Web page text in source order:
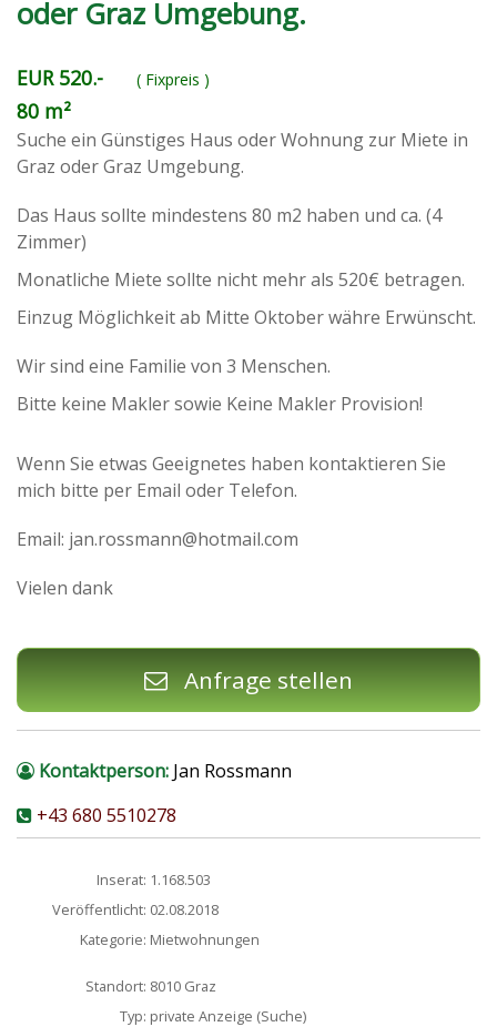
oder Graz Umgebung.
EUR 520.- ( Fixpreis )
80 m²
Suche ein Günstiges Haus oder Wohnung zur Miete in
Graz oder Graz Umgebung.
Das Haus sollte mindestens 80 m2 haben und ca. (4
Zimmer)
Monatliche Miete sollte nicht mehr als 520€ betragen.
Einzug Möglichkeit ab Mitte Oktober währe Erwünscht.
Wir sind eine Familie von 3 Menschen.
Bitte keine Makler sowie Keine Makler Provision!
Wenn Sie etwas Geeignetes haben kontaktieren Sie
mich bitte per Email oder Telefon.
Email: jan.rossmann@hotmail.com
Vielen dank
Anfrage stellen
Kontaktperson: Jan Rossmann
+43 680 5510278
Inserat: 1.168.503
Veröffentlicht: 02.08.2018
Kategorie: Mietwohnungen
Standort: 8010 Graz
Typ: private Anzeige (Suche)